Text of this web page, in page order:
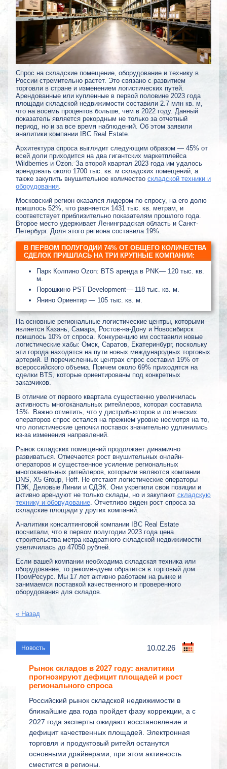
Спрос на складские помещение, оборудование и технику в
России стремительно растет. Это связано с развитием
торговли в стране и изменением логистических путей.
Арендованные или купленные в первой половине 2023 года
площади складской недвижимости составили 2.7 млн кв. м,
что на восемь процентов больше, чем в 2022 году. Данный
показатель является рекордным не только за отчетный
период, но и за все время наблюдений. Об этом заявили
аналитики компании IBC Real Estate.
Архитектура спроса выглядит следующим образом — 45% от
всей доли приходится на два гигантских маркетплейса
Wildberries и Ozon. За второй квартал 2023 года им удалось
арендовать около 1700 тыс. кв. м складских помещений, а
также закупить внушительное количество складской техники и
оборудования
Московский регион оказался лидером по спросу, на его долю
пришлось 52%, что равняется 1431 тыс. кв. метрам, и
соответствует приблизительно показателям прошлого года.
Второе место удерживает Ленинградская область и Санкт-
Петербург. Доля этого региона составила 19%.
В ПЕРВОМ ПОЛУГОДИИ 74% ОТ ОБЩЕГО КОЛИЧЕСТВА
СДЕЛОК ПРИШЛАСЬ НА ТРИ КРУПНЫЕ КОМПАНИИ:
Парк Колпино Ozon: BTS аренда в PNK— 120 тыс. кв.
м.
Порошкино PST Development— 118 тыс. кв. м.
Янино Ориентир — 105 тыс. кв. м.
На основные региональные логистические центры, которыми
является Казань, Самара, Ростов-на-Дону и Новосибирск
пришлось 10% от спроса. Конкуренцию им составили новые
логистические хабы: Омск, Саратов, Екатеринбург, поскольку
эти города находятся на пути новых международных торговых
артерий. В перечисленных центрах спрос составил 19% от
всероссийского объема. Причем около 69% приходятся на
сделки BTS, которые ориентированы под конкретных
заказчиков.
В отличие от первого квартала существенно увеличилась
активность многоканальных ритейлеров, которая составила
15%. Важно отметить, что у дистрибьюторов и логических
операторов спрос остался на прежнем уровне несмотря на то,
что логистические цепочки поставок значительно удлинились
из-за изменения направлений.
Рынок складских помещений продолжает динамично
развиваться. Отмечается рост внушительных онлайн-
операторов и существенное усиление региональных
многоканальных ритейлеров, которыми являются компании
DNS, X5 Group, Hoff. Не отстают логистические операторы
ПЭК, Деловые Линии и СДЭК. Они укрепили свои позиции и
активно арендуют не только склады, но и закупают складскую
технику и оборудование . Отчетливо виден рост спроса за
складские площади у других компаний.
Аналитики консалтинговой компании IBC Real Estate
посчитали, что в первом полугодии 2023 года цена
строительства метра квадратного складской недвижимости
увеличилась до 47050 рублей.
Если вашей компании необходима складская техника или
оборудование, то рекомендуем обратится в торговый дом
ПромРесурс. Мы 17 лет активно работаем на рынке и
занимаемся поставкой качественного и проверенного
оборудования для складов.
« Назад
10.02.26
Рынок складов в 2027 году: аналитики
прогнозируют дефицит площадей и рост
регионального спроса
Российский рынок складской недвижимости в
ближайшие два года пройдет фазу коррекции, а с
2027 года эксперты ожидают восстановление и
дефицит качественных площадей. Электронная
торговля и продуктовый ритейл останутся
основными драйверами, при этом активность
сместится в регионы.